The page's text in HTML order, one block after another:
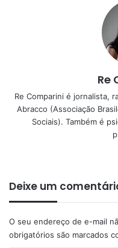
Re
Re Comparini é jornalista,
Abracco (Associação
Sociais). Também é
Deixe um
O seu endereço de e-mail
obrigatórios são marcados